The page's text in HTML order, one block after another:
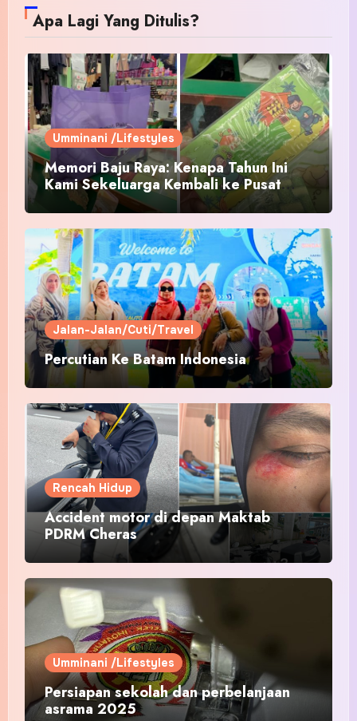
Apa Lagi Yang Ditulis?
Umminani /Lifestyles
Memori Baju Raya: Kenapa Tahun Ini
Kami Sekeluarga Kembali ke Pusat
Pakaian Hari-Hari?
Jalan-Jalan/Cuti/Travel
Percutian Ke Batam Indonesia
Rencah Hidup
Accident motor di depan Maktab
PDRM Cheras
Umminani /Lifestyles
Persiapan sekolah dan perbelanjaan
asrama 2025